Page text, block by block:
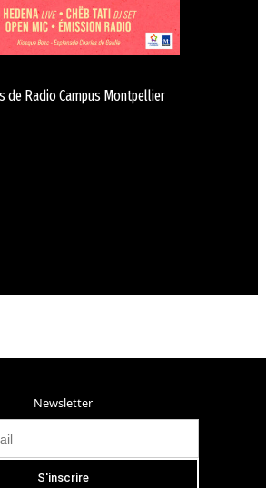
de Radio Campus Montpellier
Newsletter